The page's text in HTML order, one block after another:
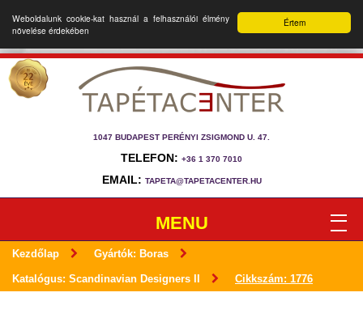
Értem
Weboldalunk cookie-kat használ a felhasználói élmény
növelése érdekében
1047 BUDAPEST PERÉNYI ZSIGMOND U. 47.
TELEFON: +36 1 370 7010
EMAIL: TAPETA@TAPETACENTER.HU
MENU
Kezdőlap Gyártók: Boras
Katalógus: Scandinavian Designers II Cikkszám: 1776